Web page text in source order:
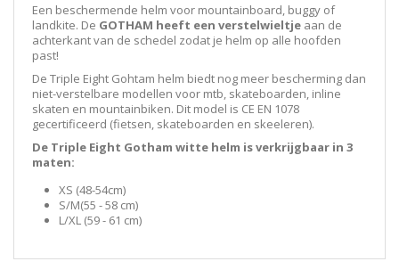
Een beschermende helm voor mountainboard, buggy of
landkite. De GOTHAM heeft een verstelwieltje aan de
achterkant van de schedel zodat je helm op alle hoofden
past!
De Triple Eight Gohtam helm biedt nog meer bescherming dan
niet-verstelbare modellen voor mtb, skateboarden, inline
skaten en mountainbiken. Dit model is CE EN 1078
gecertificeerd (fietsen, skateboarden en skeeleren).
De Triple Eight Gotham witte helm is verkrijgbaar in 3
maten:
XS (48-54cm)
S/M(55 - 58 cm)
L/XL (59 - 61 cm)